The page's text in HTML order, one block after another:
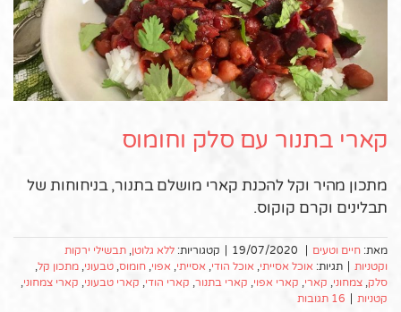
קארי בתנור עם סלק וחומוס
מתכון מהיר וקל להכנת קארי מושלם בתנור, בניחוחות של
תבלינים וקרם קוקוס.
מאת: חיים וטעים |
19/07/2020
| קטגוריות: ללא גלוטן, תבשילי ירקות
וקטניות | תגיות: אוכל אסייתי, אוכל הודי, אסייתי, אפוי, חומוס, טבעוני, מתכון קל,
סלק, צמחוני, קארי, קארי אפוי, קארי בתנור, קארי הודי, קארי טבעוני, קארי צמחוני,
קטניות | 16 תגובות